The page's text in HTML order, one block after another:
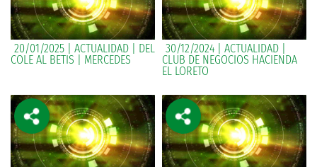
20/01/2025 | ACTUALIDAD | DEL
COLE AL BETIS | MERCEDES
30/12/2024 | ACTUALIDAD |
CLUB DE NEGOCIOS HACIENDA
EL LORETO